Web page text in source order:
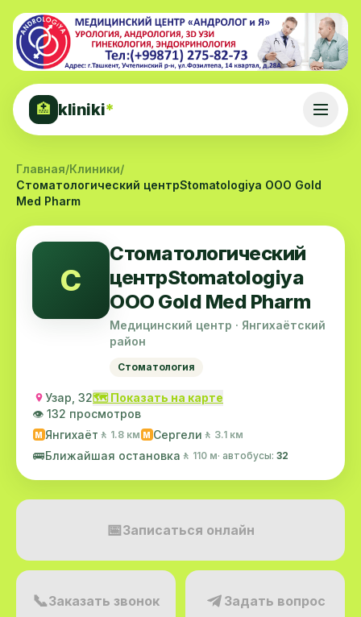
🏥 kliniki*
Главная/Клиники/
Стоматологический центрStomatologiya OOO Gold
Med Pharm
С
Стоматологический
центрStomatologiya
OOO Gold Med Pharm
Медицинский центр · Янгихаётский
район
Стоматология
Узар, 32🗺️ Показать на карте
👁️ 132 просмотров
M Янгихаёт 🚶 1.8 км M Сергели 🚶 3.1 км
🚌Ближайшая остановка 🚶 110 м· автобусы: 32
📅Записаться онлайн
📞Заказать звонок Задать вопрос